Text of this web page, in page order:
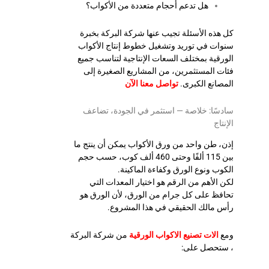
هل تدعم أحجام متعددة من الأكواب؟
كل هذه الأسئلة تجيب عنها شركة البركة بخبرة
سنوات في توريد وتشغيل خطوط إنتاج الأكواب
الورقية بمختلف السعات الإنتاجية لتناسب جميع
فئات المستثمرين، من المشاريع الصغيرة إلى
المصانع الكبرى. تواصل معنا الآن
سادسًا: خلاصة — استثمر في الجودة، تضاعف
الإنتاج
إذن، طن واحد من ورق الأكواب يمكن أن ينتج ما
بين 115 ألفًا وحتى 460 ألف كوب، حسب حجم
الكوب ونوع الورق وكفاءة الماكينة.
لكن الأهم من الرقم هو اختيار المعدات التي
تحافظ على كل جرام من الورق، لأن الورق هو
رأس مالك الحقيقي في هذا المشروع.
ومع الات تصنيع الاكواب الورقية من شركة البركة
، ستحصل على: